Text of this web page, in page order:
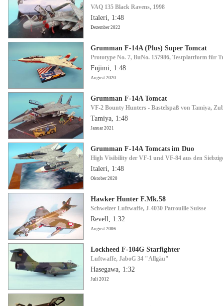
VAQ 135 Black Ravens, 1998
Italeri, 1:48
Dezember 2022
Grumman F-14A (Plus) Super Tomcat
Prototype No. 7, BuNo. 157986, Testplattform für
Fujimi, 1:48
August 2020
Grumman F-14A Tomcat
VF-2 Bounty Hunters - Bastelspaß von Tamiya,
Tamiya, 1:48
Januar 2021
Grumman F-14A Tomcats im Duo
High Visibility der VF-1 und VF-84 aus den
Italeri, 1:48
Oktober 2020
Hawker Hunter F.Mk.58
Schweizer Luftwaffe, J-4030 Patrouille Suisse
Revell, 1:32
August 2006
Lockheed F-104G Starfighter
Luftwaffe, JaboG 34 "Allgäu"
Hasegawa, 1:32
Juli 2012